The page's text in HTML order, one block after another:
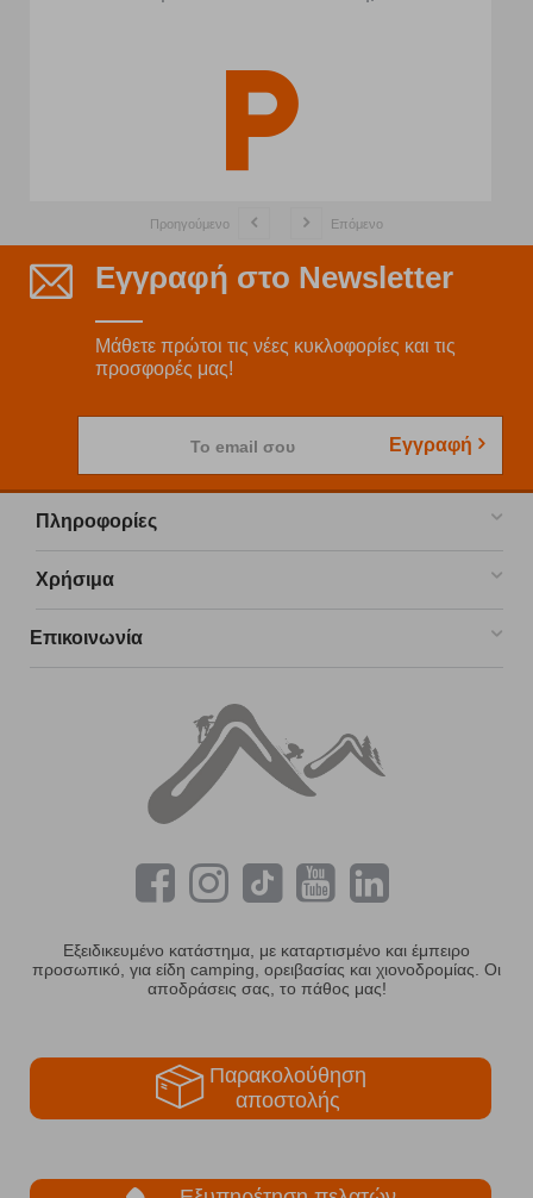
Προηγούμενο Επόμενο
Εγγραφή στο Newsletter
Μάθετε πρώτοι τις νέες κυκλοφορίες και τις
προσφορές μας!
Το email σου Εγγραφή
Πληροφορίες
Χρήσιμα
Επικοινωνία
Εξειδικευμένο κατάστημα, με καταρτισμένο και έμπειρο
προσωπικό, για είδη camping, ορειβασίας και χιονοδρομίας. Οι
αποδράσεις σας, το πάθος μας!
Παρακολούθηση
αποστολής